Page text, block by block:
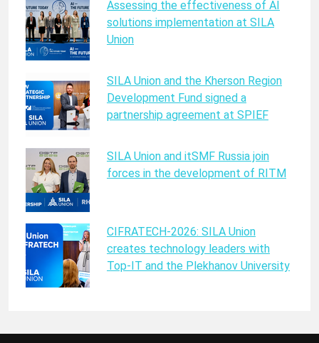
Assessing the effectiveness of AI
solutions implementation at SILA
Union
SILA Union and the Kherson Region
Development Fund signed a
partnership agreement at SPIEF
SILA Union and itSMF Russia join
forces in the development of RITM
CIFRATECH-2026: SILA Union
creates technology leaders with
Top-IT and the Plekhanov University